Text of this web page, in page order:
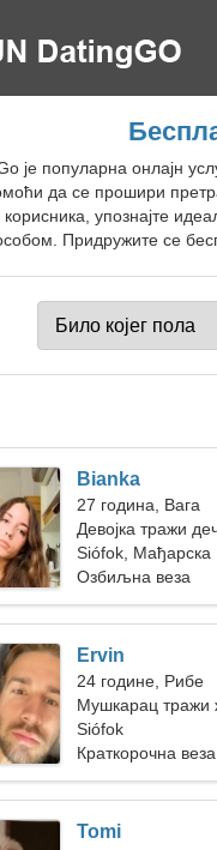
је популарна онлајн
да се прошири
упознајте
Придружите се
Bianka
27 година, Вага
Девојка тражи
Siófok, Мађарска
Озбиљна веза
Ervin
24 године, Рибе
Мушкарац тражи
Siófok
Краткорочна веза
Tomi